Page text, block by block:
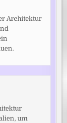
Architektur
um